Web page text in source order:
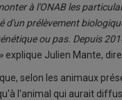
à l'ONAB les
prélèvement
ou pas. Depuis
explique Julien Mante,
selon les animaux
l'animal qui aurait